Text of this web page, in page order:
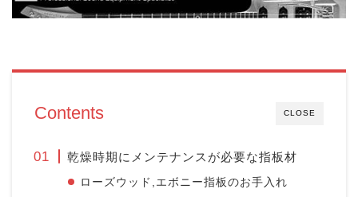
CLOSE
Contents
乾燥時期にメンテナンスが必要な指板材
ローズウッド,エボニー指板のお手入れ